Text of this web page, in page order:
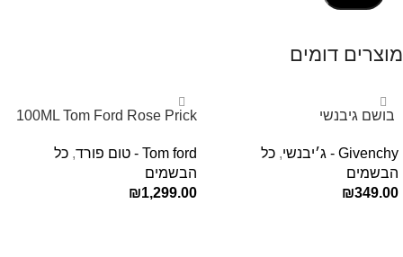
מוצרים דומים
‏ בושם גיבנשי
E.D.P 80ml ‏
Givenchy - ג׳יבנשי , כל
הבשמים
₪349.00
100ML Tom Ford Rose Prick
Tom ford - טום פורד
, כל
הבשמים
₪1,299.00